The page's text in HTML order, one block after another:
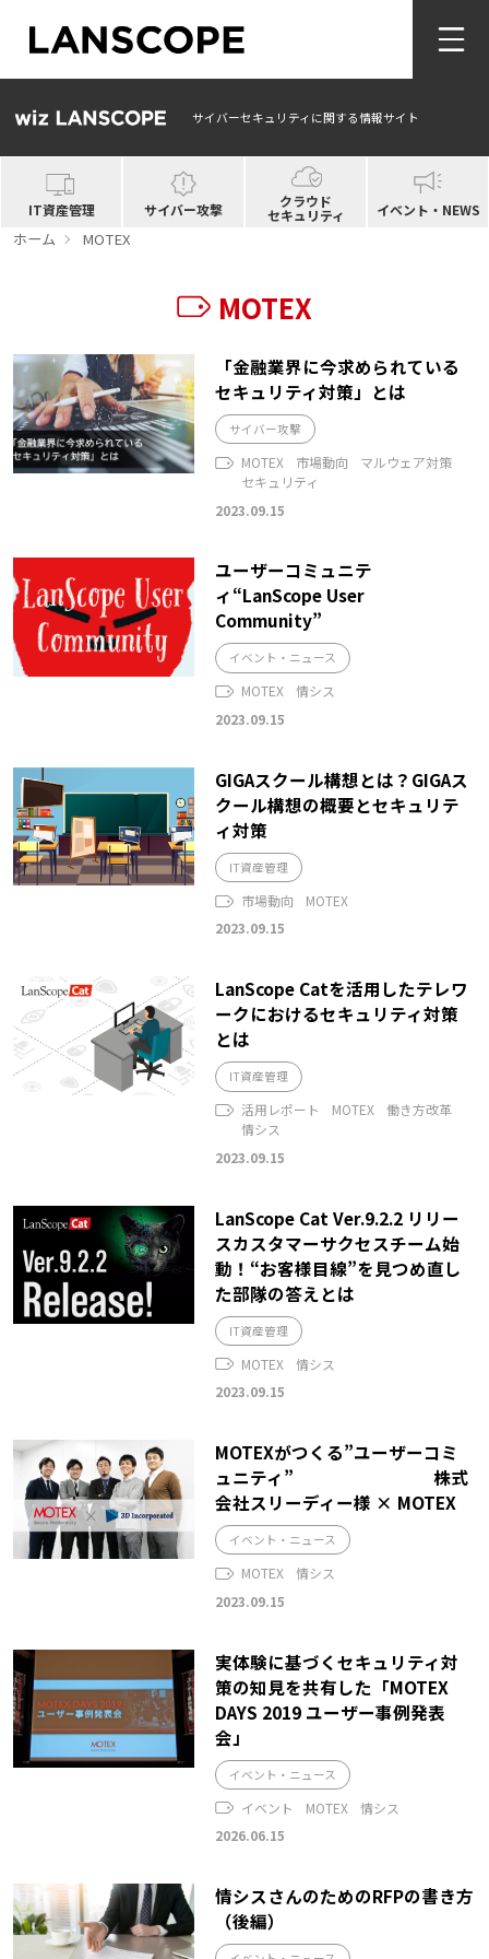
サイバーセキュリティに関する情報サイト
IT資産管理 サイバー攻撃 クラウド
セキュリティ イベント・NEWS
ホーム MOTEX
MOTEX
「金融業界に今求められている
セキュリティ対策」とは
サイバー攻撃
MOTEX 市場動向
マルウェア対策
セキュリティ
2023.09.15
ユーザーコミュニテ
ィ“LanScope User
Community”
イベント・ニュース
MOTEX
情シス
2023.09.15
GIGAスクール構想とは？GIGAス
クール構想の概要とセキュリテ
ィ対策
IT資産管理
市場動向
MOTEX
2023.09.15
LanScope Catを活用したテレワ
ークにおけるセキュリティ対策
とは
IT資産管理
活用レポート MOTEX
働き方改革
情シス
2023.09.15
LanScope Cat Ver.9.2.2 リリー
スカスタマーサクセスチーム始
動！“お客様目線”を見つめ直し
た部隊の答えとは
IT資産管理
MOTEX
情シス
2023.09.15
MOTEXがつくる”ユーザーコミ
ュニティ” 株式
会社スリーディー様 × MOTEX
イベント・ニュース
MOTEX
情シス
2023.09.15
実体験に基づくセキュリティ対
策の知見を共有した「MOTEX
DAYS 2019 ユーザー事例発表
会」
イベント・ニュース
イベント MOTEX
情シス
2026.06.15
情シスさんのためのRFPの書き方
（後編）